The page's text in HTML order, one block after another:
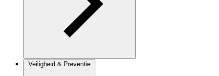
Veiligheid & Preventie